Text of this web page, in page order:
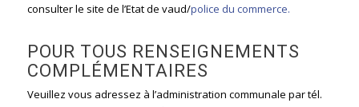
consulter le site de l’Etat de vaud/police du commerce.
POUR TOUS RENSEIGNEMENTS
COMPLÉMENTAIRES
Veuillez vous adressez à l’administration communale par tél.